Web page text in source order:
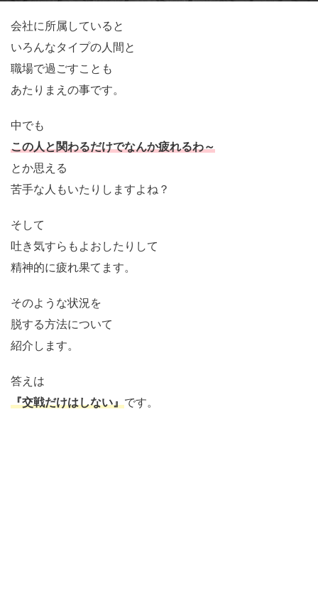
会社に所属していると
いろんなタイプの人間と
職場で過ごすことも
あたりまえの事です。
中でも
この人と関わるだけでなんか疲れるわ～
とか思える
苦手な人もいたりしますよね？
そして
吐き気すらもよおしたりして
精神的に疲れ果てます。
そのような状況を
脱する方法について
紹介します。
答えは
『交戦だけはしない』です。